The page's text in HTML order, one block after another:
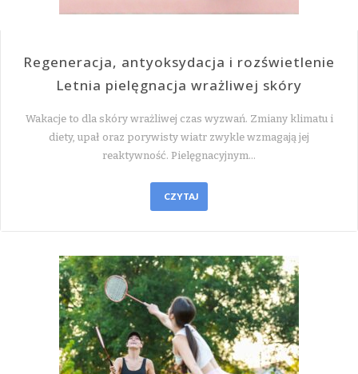
Regeneracja, antyoksydacja i rozświetlenie
Letnia pielęgnacja wrażliwej skóry
Wakacje to dla skóry wrażliwej czas wyzwań. Zmiany klimatu i
diety, upał oraz porywisty wiatr zwykle wzmagają jej
reaktywność. Pielęgnacyjnym…
CZYTAJ